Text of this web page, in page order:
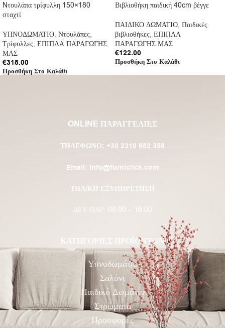
Nτουλάπα τρίφυλλη 150×180
σταχτί
ΥΠΝΟΔΩΜΑΤΙΟ, Ντουλάπες,
Τρίφυλλες, ΕΠΙΠΛΑ ΠΑΡΑΓΩΓΗΣ
ΜΑΣ
€318.00
Προσθήκη Στο Καλάθι
Βιβλιοθήκη παιδική 40cm βέγγε
ΠΑΙΔΙΚΟ ΔΩΜΑΤΙΟ, Παιδικές
βιβλιοθήκες, ΕΠΙΠΛΑ
ΠΑΡΑΓΩΓΗΣ ΜΑΣ
€122.00
Προσθήκη Στο Καλάθι
ONLINE ΠΑΡΑΓΓΕΛΙΕΣ
ΤΗΛΈΦΩΝΟ: +30 2310 682 358
Email: info@furniclick.com
ΤΗΛ/ΚΗ ΕΞΥΠΗΡΕΤΗΣΗ
ΔΕΥ-ΠΑΡ: 09:00 – 16:00
ΚΑΤΗΓΟΡΙΕΣ ΠΡΟΪΟΝΤΩΝ
Υπνοδωμάτιο
Σαλόνι
Παιδικό Δωμάτιο
Στρώματα
Προσφορές